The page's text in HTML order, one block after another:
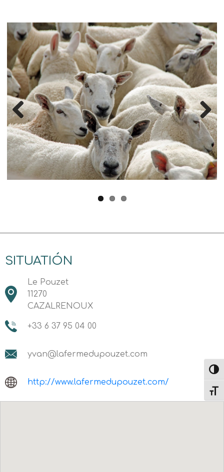
Previous Next
SITUATIÓN
Le Pouzet
11270
CAZALRENOUX
+33 6 37 95 04 00
yvan@lafermedupouzet.com
http://www.lafermedupouzet.com/